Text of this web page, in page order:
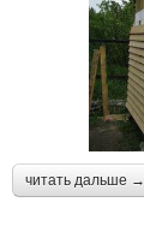
читать дальше →